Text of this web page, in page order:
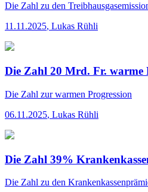
Die Zahl zu den
11.11.2025, Lukas Rühli
Die Zahl 20 Mrd. Fr. warme
Die Zahl zur warmen Progression
06.11.2025, Lukas Rühli
Die Zahl 39%
Die Zahl zu den